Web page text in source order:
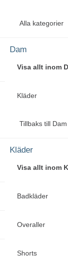
Alla kategorier
Dam
Visa allt inom
Kläder
Tillbaks till Dam
Kläder
Visa allt inom
Badkläder
Overaller
Shorts